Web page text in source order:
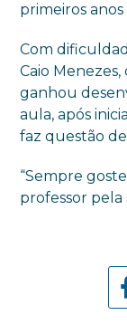
primeiros
Com
Caio
ganhou
aula, após
faz questão
“Sempre
professor pela